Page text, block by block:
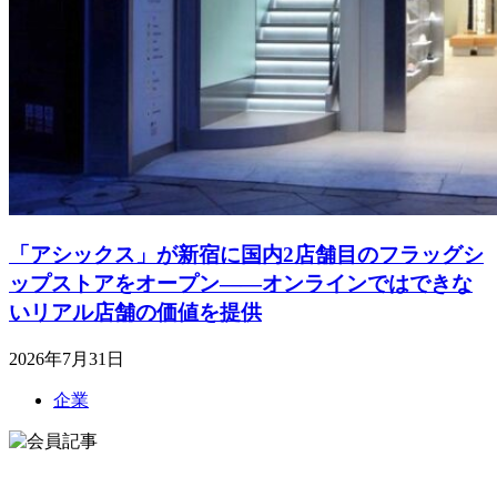
「アシックス」が新宿に国内2店舗目のフラッグシ
ップストアをオープン――オンラインではできな
いリアル店舗の価値を提供
2026年7月31日
企業